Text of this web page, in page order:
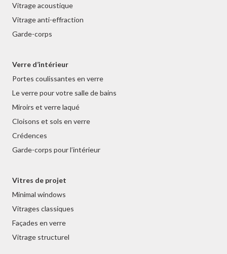
Vitrage acoustique
Vitrage anti-effraction
Garde-corps
Verre d’intérieur
Portes coulissantes en verre
Le verre pour votre salle de bains
Miroirs et verre laqué
Cloisons et sols en verre
Crédences
Garde-corps pour l’intérieur
Vitres de projet
Minimal windows
Vitrages classiques
Façades en verre
Vitrage structurel